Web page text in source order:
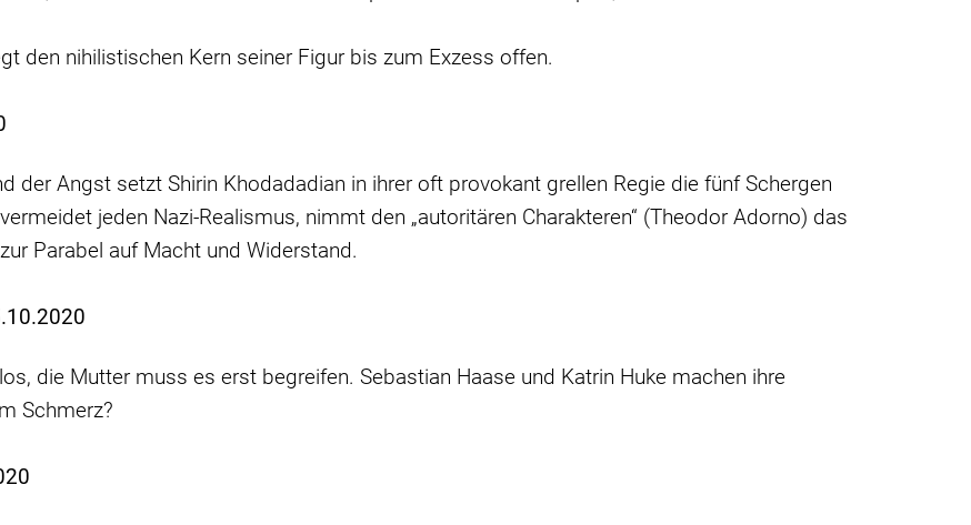
den nihilistischen Kern seiner Figur bis zum Exzess offen.
der Angst setzt Shirin Khodadadian in ihrer oft provokant grellen Regie die fünf Schergen
jeden Nazi-Realismus, nimmt den „autoritären Charakteren“ (Theodor Adorno) das
Parabel auf Macht und Widerstand.
die Mutter muss es erst begreifen. Sebastian Haase und Katrin Huke machen ihre
Schmerz?